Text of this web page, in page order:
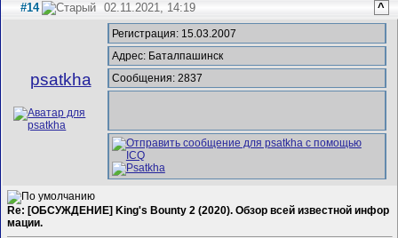
#14 02.11.2021, 14:19 ^
psatkha
Регистрация: 15.03.2007
Адрес: Баталпашинск
Сообщения: 2837
Re: [ОБСУЖДЕНИЕ] King's Bounty 2 (2020). Обзор всей известной инфор
мации.